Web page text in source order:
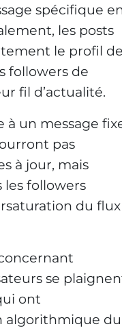
spécifique
les posts
le profil
followers de
fil d’actualité.
un message
pas
à jour, mais
followers
du flux
se
ont
algorithmique du